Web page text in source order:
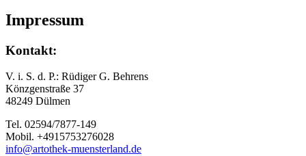
Impressum
Kontakt:
V. i. S. d. P.: Rüdiger G. Behrens
Könzgenstraße 37
48249 Dülmen
Tel. 02594/7877-149
Mobil. +4915753276028
info@artothek-muensterland.de